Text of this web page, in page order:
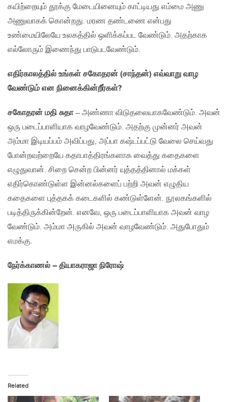
கயிற்றையும் தூக்கு மேடையினையும் காட்டியது எம்மை அணு
அணுவாகக் கொன்றது. மரண தண்டணை என்பது
உண்மையிலேயே உலகத்தில் ஒளிக்கப்பட வேண்டும். அதற்காக
எல்லோரும் இணைந்து பாடுபடவேண்டும்.
எதிர்காலத்தில் உங்கள் சகோதரன் (சாந்தன்) எவ்வாறு வாழ
வேண்டும் என நினைக்கின்றீர்கள்?
சகோதரன் மதி சுதா– அண்ணா விடுதலையாகவேண்டும். அவன்
ஒரு படைப்பாளியாக வாழவேண்டும். அதற்கு முன்னர் அவன்
அம்மா இடியப்பம் அவிப்பது, அப்பா கஷ்டப்பட்டு வேலை செய்வது
போன்றவற்றையே கதாபாத்திரங்களாக வைத்து கதைகளை
எழுதுவான். சிறை சென்ற பின்னர் யுத்தத்தினால் மக்கள்
எதிர்கொண்டுள்ள இன்னல்களைப் பற்றி அவன் எழுதிய
கதைகளை புத்தகக் கடைகளில் கண்டுள்ளேன். நூலகங்களில்
படித்திருக்கின்றேன். எனவே, ஒரு படைப்பாளியாக அவன் வாழ
வேண்டும். அம்மா அருகில் அவன் வாழவேண்டும். அதுபோதும்
எமக்கு.
நேர்க்காணல் – தியாகராஜா நிரோஷ்
Related